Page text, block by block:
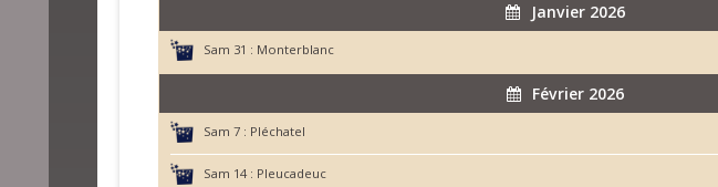
Janvier 2026
Sam 31 : Monterblanc
Février 2026
Sam 7 : Pléchatel
Sam 14 : Pleucadeuc